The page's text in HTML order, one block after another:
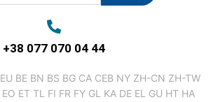
+38 077 070 04 44
EU BE BN BS BG CA CEB NY ZH-CN ZH-TW
EO ET TL FI FR FY GL KA DE EL GU HT HA